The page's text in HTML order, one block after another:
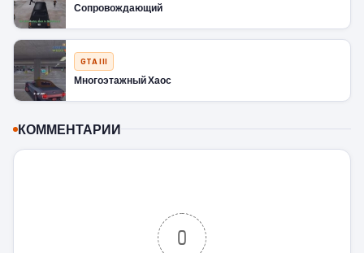
Сопровождающий
GTA III
Многоэтажный Хаос
КОММЕНТАРИИ
0